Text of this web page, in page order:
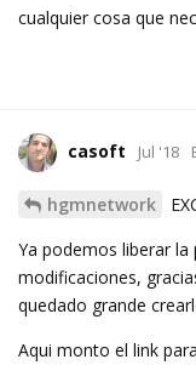
cualquier cosa que
casoft Jul '18
hgmnetwork
Ya podemos liberar
modificaciones,
quedado grande
Aqui monto el link